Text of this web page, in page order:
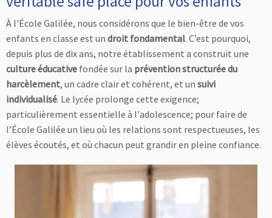
À l'École Galilée, nous considérons que le bien-être de vos
enfants en classe est un droit fondamental. C’est pourquoi,
depuis plus de dix ans, notre établissement a construit une
culture éducative fondée sur la prévention structurée du
harcèlement, un cadre clair et cohérent, et un suivi
individualisé. Le lycée prolonge cette exigence;
particulièrement essentielle à l'adolescence; pour faire de
l’École Galilée un lieu où les relations sont respectueuses, les
élèves écoutés, et où chacun peut grandir en pleine confiance.